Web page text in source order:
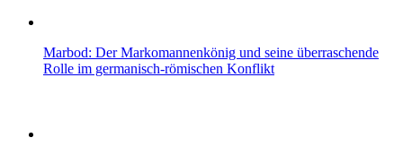
Marbod: Der Markomannenkönig und seine überraschende
Rolle im germanisch-römischen Konflikt